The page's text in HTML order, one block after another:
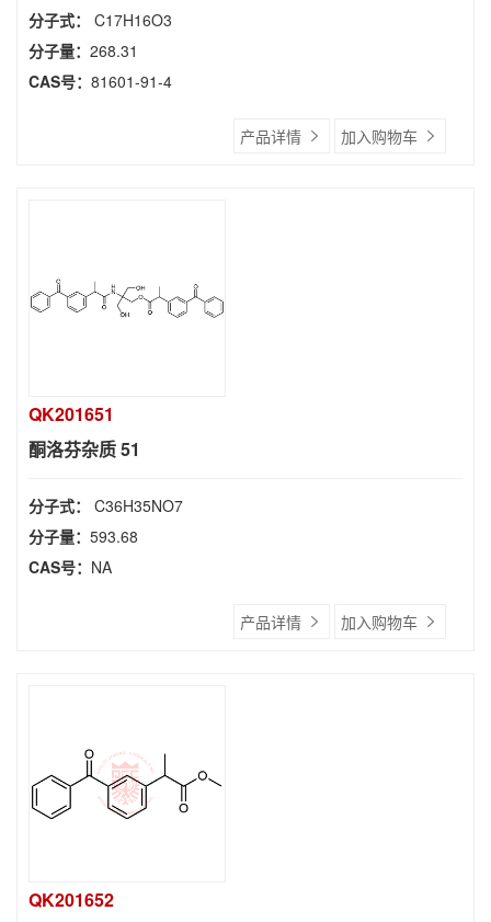
分子式： C17H16O3
分子量： 268.31
CAS号： 81601-91-4
产品详情 加入购物车
QK201651
酮洛芬杂质 51
分子式： C36H35NO7
分子量： 593.68
CAS号： NA
产品详情 加入购物车
QK201652